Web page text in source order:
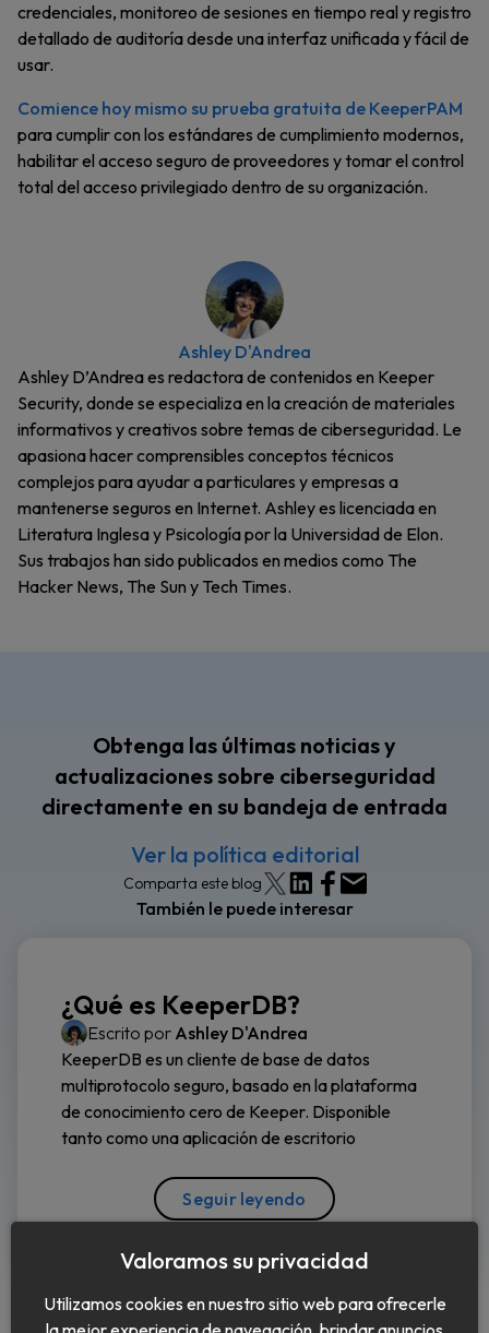
credenciales, monitoreo de sesiones en tiempo real y registro
detallado de auditoría desde una interfaz unificada y fácil de
usar.
Comience hoy mismo su prueba gratuita de KeeperPAM
para cumplir con los estándares de cumplimiento modernos,
habilitar el acceso seguro de proveedores y tomar el control
total del acceso privilegiado dentro de su organización.
Ashley D'Andrea
Ashley D’Andrea es redactora de contenidos en Keeper
Security, donde se especializa en la creación de materiales
informativos y creativos sobre temas de ciberseguridad. Le
apasiona hacer comprensibles conceptos técnicos
complejos para ayudar a particulares y empresas a
mantenerse seguros en Internet. Ashley es licenciada en
Literatura Inglesa y Psicología por la Universidad de Elon.
Sus trabajos han sido publicados en medios como The
Hacker News, The Sun y Tech Times.
Obtenga las últimas noticias y
actualizaciones sobre ciberseguridad
directamente en su bandeja de entrada
Ver la política editorial
Comparta este blog
También le puede interesar
¿Qué es KeeperDB?
Escrito por Ashley D'Andrea
KeeperDB es un cliente de base de datos
multiprotocolo seguro, basado en la plataforma
de conocimiento cero de Keeper. Disponible
tanto como una aplicación de escritorio
Seguir leyendo
Valoramos su privacidad
Utilizamos cookies en nuestro sitio web para ofrecerle